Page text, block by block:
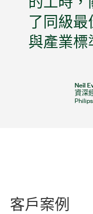
了同級
與產業標
Neil
資深
Philips
客戶案例